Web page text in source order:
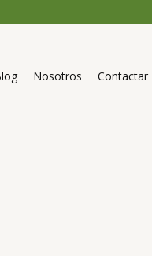
Nosotros Contactar